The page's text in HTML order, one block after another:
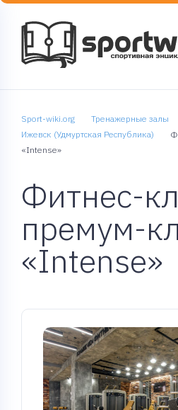
Sport-wiki.org
Тренажерные залы
Ижевск (Удмуртская Республика)
«Intense»
Фитнес-
премум-
«Intense»